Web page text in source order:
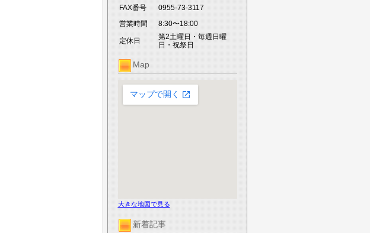
FAX番号
0955-73-3117
営業時間
8:30〜18:00
定休日
第2土曜日・毎週日曜
日・祝祭日
Map
大きな地図で見る
新着記事